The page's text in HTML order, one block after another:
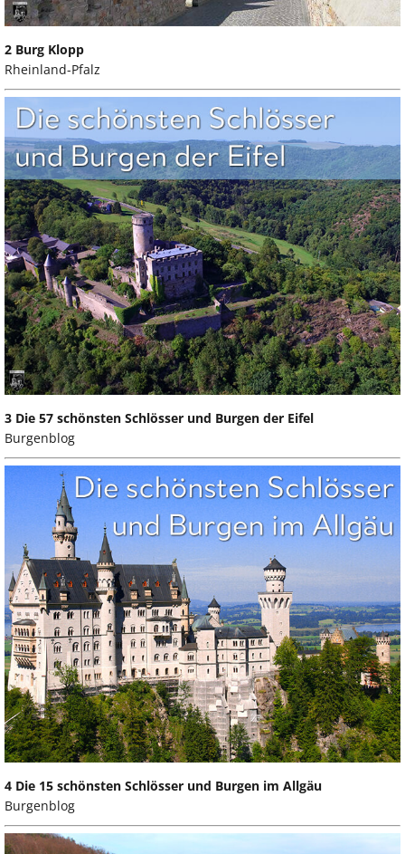
2 Burg Klopp
Rheinland-Pfalz
3 Die 57 schönsten Schlösser und Burgen der Eifel
Burgenblog
4 Die 15 schönsten Schlösser und Burgen im Allgäu
Burgenblog